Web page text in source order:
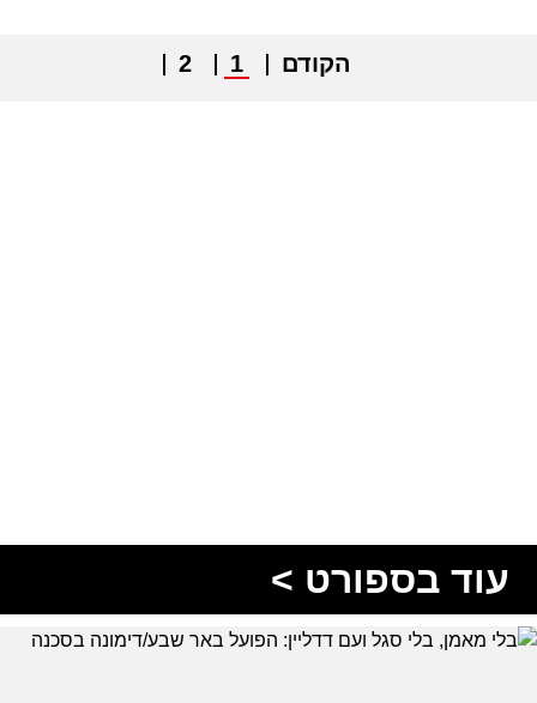
הקודם 1
2
עוד בספורט >